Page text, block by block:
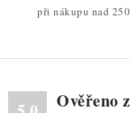
v
ý
při nákupu nad
Ověřeno